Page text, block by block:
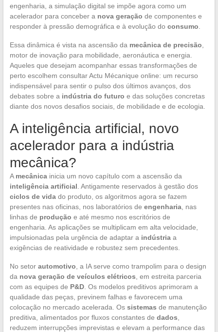
engenharia, a simulação digital se impõe agora como um
acelerador para conceber a nova geração de componentes e
responder à pressão demográfica e à evolução do consumo
Essa dinâmica é vista na ascensão da mecânica de precisão
motor de inovação para mobilidade, aeronáutica e energia.
Aqueles que desejam acompanhar essas transformações de
perto escolhem consultar Actu Mécanique online: um recurso
indispensável para sentir o pulso dos últimos avanços, dos
debates sobre a indústria do futuro e das soluções concretas
diante dos novos desafios sociais, de mobilidade e de ecologia.
A inteligência artificial, novo
acelerador para a indústria
mecânica?
A mecânicainicia um novo capítulo com a ascensão da
inteligência artificial . Antigamente reservados à gestão dos
ciclos de vidado produto, os algoritmos agora se fazem
presentes nas oficinas, nos laboratórios de engenharia, nas
linhas de produção e até mesmo nos escritórios de
engenharia. As aplicações se multiplicam em alta velocidade,
impulsionadas pela urgência de adaptar a indústriaa
exigências de reatividade e robustez sem precedentes.
No setor automotivo , a IA serve como trampolim para o design
da nova geração de veículos elétricos , em estreita parceria
com as equipes de P&D. Os modelos preditivos aprimoram a
qualidade das peças, previnem falhas e favorecem uma
colocação no mercado acelerada. Os sistemas de manutenção
preditiva, alimentados por fluxos constantes de dados
reduzem interrupções imprevistas e elevam a performance das